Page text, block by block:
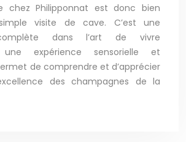
chez Philipponnat est donc bien
visite de cave. C’est une
dans l’art de vivre
une expérience sensorielle et
de comprendre et d’apprécier
des champagnes de la